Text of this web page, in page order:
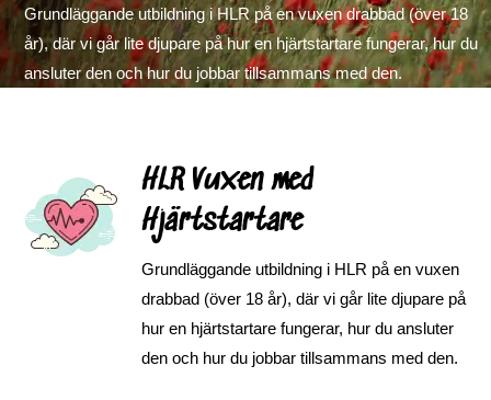
Grundläggande utbildning i HLR på en vuxen drabbad (över 18
år), där vi går lite djupare på hur en hjärtstartare fungerar, hur du
ansluter den och hur du jobbar tillsammans med den.
HLR Vuxen med
Hjärtstartare
Grundläggande utbildning i HLR på en vuxen
drabbad (över 18 år), där vi går lite djupare på
hur en hjärtstartare fungerar, hur du ansluter
den och hur du jobbar tillsammans med den.